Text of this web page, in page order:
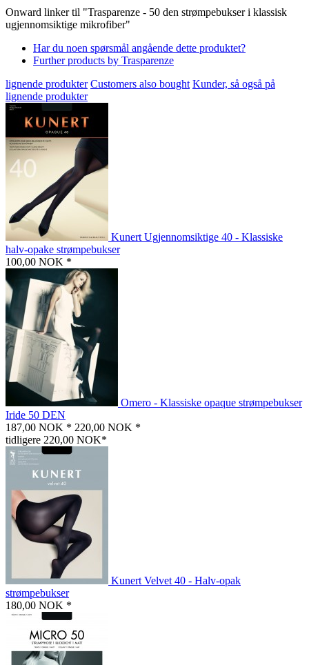
Onward linker til "Trasparenze - 50 den strømpebukser i klassisk
ugjennomsiktige mikrofiber"
Har du noen spørsmål angående dette produktet?
Further products by Trasparenze
lignende produkter Customers also bought Kunder, så også på
lignende produkter
Kunert Ugjennomsiktige 40 - Klassiske
halv-opake strømpebukser
100,00 NOK *
Omero - Klassiske opaque strømpebukser
Iride 50 DEN
187,00 NOK * 220,00 NOK *
tidligere 220,00 NOK*
Kunert Velvet 40 - Halv-opak
strømpebukser
180,00 NOK *